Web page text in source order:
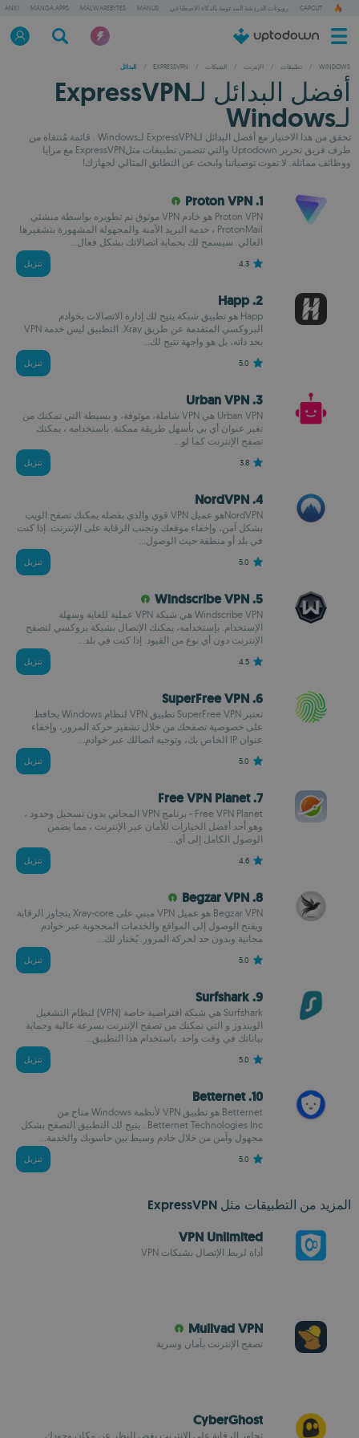
CAPCUT روبوتات الدردشة المدعومة بالذكاء الاصطناعي MANUS
MALWAREBYTES
MANGA APPS
ANKI
WINDOWS
/ تطبيقات / الإنترنت / الشبكات /
EXPRESSVPN
/ البدائل
أفضل البدائل لـExpressVPN
لـWindows
تحقق من هذا الاختيار مع أفضل البدائل لـExpressVPN لـWindows . قائمة مُنتقاة من
طرف فريق تحرير Uptodown والتي تتضمن تطبيقات مثلExpressVPN مع مزايا
ووظائف مماثلة. لا تفوت توصياتنا وابحث عن التطابق المثالي لجهازك!
1. Proton VPN
Proton VPN هو خادم VPN موثوق تم تطويره بواسطة منشئي
ProtonMail ، خدمة البريد الآمنة والمجهولة المشهورة بتشفيرها
العالي. سيسمح لك بحماية اتصالاتك بشكل فعال...
4.3 تنزيل
2. Happ
Happ هو تطبيق شبكة يتيح لك إدارة الاتصالات بخوادم
البروكسي المتقدمة عن طريق Xray. التطبيق ليس خدمة VPN
بحد ذاته، بل هو واجهة تتيح لك...
5.0 تنزيل
3. Urban VPN
Urban VPN هي VPN شاملة، موثوقة، و بسيطة التي تمكنك من
تغير عنوان أي بي بأسهل طريقة ممكنة. باستخدامه ، يمكنك
تصفح الإنترنت كما لو...
3.8 تنزيل
4. NordVPN
NordVPNهو عميل VPN قوي والذي بفضله يمكنك تصفح الويب
بشكل آمن، وإخفاء موقعك وتجنب الرقابة على الإنترنت. إذا كنت
في بلد أو منطقة حيث الوصول...
5.0 تنزيل
5. Windscribe VPN
Windscribe VPN هي شبكة VPN عملية للغاية وسهلة
الإستخدام. بإستخدامه، يمكنك الإتصال بشبكة بروكسي لتصفح
الإنترنت دون أي نوع من القيود. إذا كنت في بلد...
4.5 تنزيل
6. SuperFree VPN
تعتبر SuperFree VPN تطبيق VPN لنظام Windows يحافظ
على خصوصية تصفحك من خلال تشفير حركة المرور، وإخفاء
عنوان IP الخاص بك، وتوجيه اتصالك عبر خوادم...
5.0 تنزيل
7. Free VPN Planet
Free VPN Planet - برنامج VPN المجاني بدون تسجيل وحدود ،
وهو أحد أفضل الخيارات للأمان عبر الإنترنت ، مما يضمن
الوصول الكامل إلى أي...
4.6 تنزيل
8. Begzar VPN
Begzar VPN هو عميل VPN مبني على Xray-core يتجاوز الرقابة
ويفتح الوصول إلى المواقع والخدمات المحجوبة عبر خوادم
مجانية وبدون حد لحركة المرور. يُختار لك...
5.0 تنزيل
9. Surfshark
Surfshark هي شبكة افتراضية خاصة (VPN) لنظام التشغيل
الوينذوز و التي تمكنك من تصفح الإنترنت بسرعة عالية وحماية
بياناتك في وقت واحد. باستخدام هذا التطبيق...
5.0 تنزيل
10. Betternet
Betternet هو تطبيق VPN لأنظمة Windows متاح من
Betternet Technologies Inc.. يتيح لك التطبيق التصفح بشكل
مجهول وآمن من خلال خادم وسيط بين حاسوبك والخدمة...
5.0 تنزيل
المزيد من التطبيقات مثل ExpressVPN
VPN Unlimited
أداة لربط الإتصال بشبكات VPN
Mullvad VPN
تصفح الإنترنت بأمان وسرية
CyberGhost
تجاوز الرقابة على الإنترنت بغض النظر عن مكان وجودك